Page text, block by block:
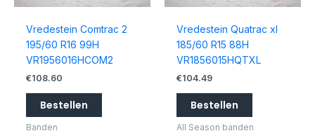
Vredestein Comtrac 2
195/60 R16 99H
VR1956016HCOM2
€108.60
Bestellen
Banden
Vredestein Quatrac xl
185/60 R15 88H
VR1856015HQTXL
€104.49
Bestellen
All Season banden